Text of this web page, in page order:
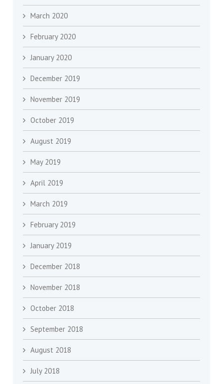
March 2020
February 2020
January 2020
December 2019
November 2019
October 2019
August 2019
May 2019
April 2019
March 2019
February 2019
January 2019
December 2018
November 2018
October 2018
September 2018
August 2018
July 2018